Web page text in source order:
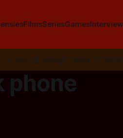
FilmsSeriesGames
📣 RSS 📰 Google News 🦋
phone